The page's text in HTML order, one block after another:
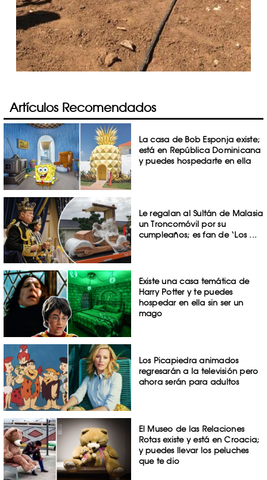
Artículos Recomendados
La casa de Bob Esponja existe;
está en República Dominicana
y puedes hospedarte en ella
Le regalan al Sultán de Malasia
un Troncomóvil por su
cumpleaños; es fan de ‘Los ...
Existe una casa temática de
Harry Potter y te puedes
hospedar en ella sin ser un
mago
Los Picapiedra animados
regresarán a la televisión pero
ahora serán para adultos
El Museo de las Relaciones
Rotas existe y está en Croacia;
y puedes llevar los peluches
que te dio